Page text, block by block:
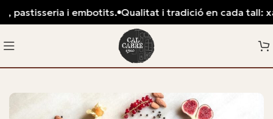
i embotits. Qualitat i tradició en cada tall: